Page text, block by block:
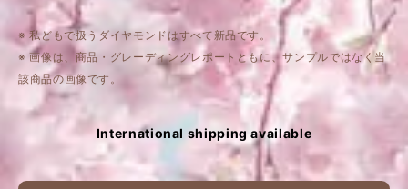
※ 私どもで扱うダイヤモンドはすべて新品です。
※ 画像は、商品・グレーディングレポートともに、サンプルではなく当
該商品の画像です。
International shipping available